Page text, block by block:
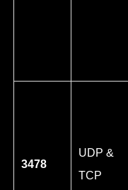
3478
UDP &
TCP